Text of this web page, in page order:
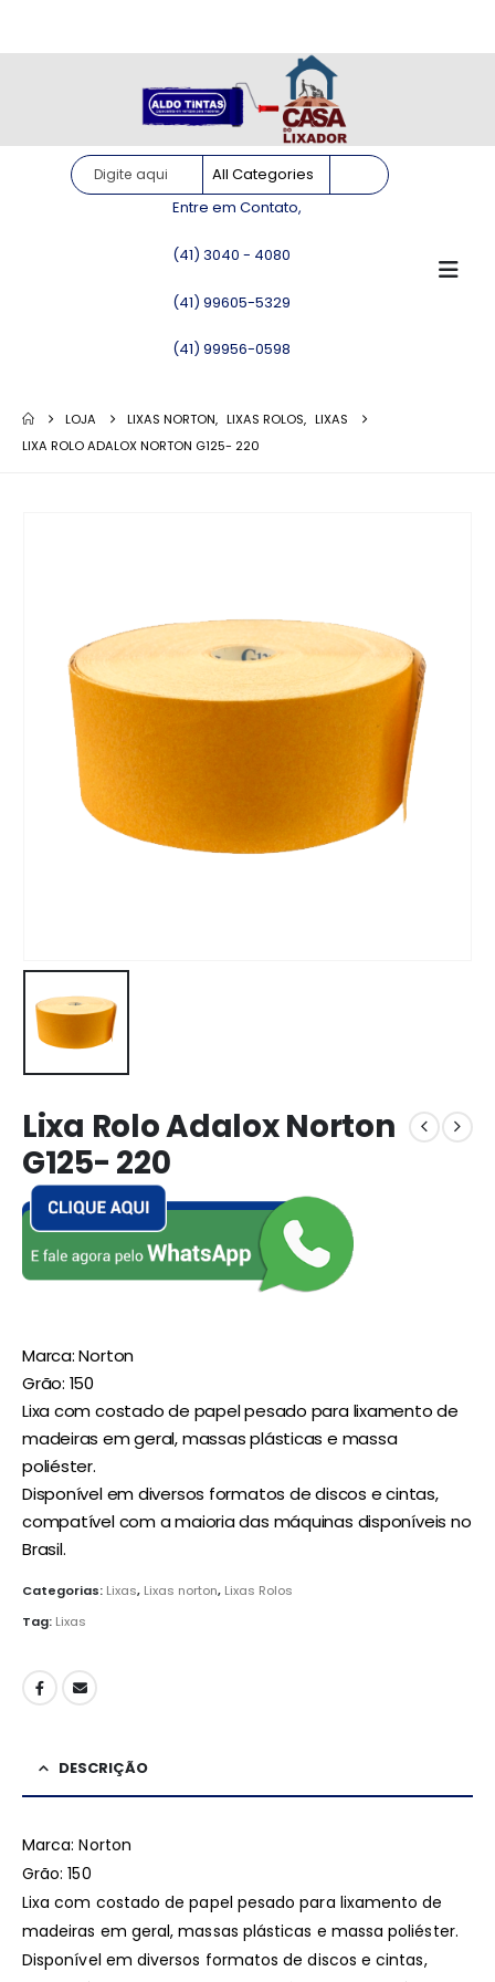
Entre em Contato,
(41) 3040 - 4080
(41) 99605-5329
(41) 99956-0598
LOJA LIXAS NORTON, LIXAS ROLOS, LIXAS
LIXA ROLO ADALOX NORTON G125- 220
Lixa Rolo Adalox Norton
G125- 220
Marca: Norton
Grão: 150
Lixa com costado de papel pesado para lixamento de
madeiras em geral, massas plásticas e massa
poliéster.
Disponível em diversos formatos de discos e cintas,
compatível com a maioria das máquinas disponíveis no
Brasil.
Categorias: Lixas, Lixas norton, Lixas Rolos
Tag: Lixas
DESCRIÇÃO
Marca: Norton
Grão: 150
Lixa com costado de papel pesado para lixamento de
madeiras em geral, massas plásticas e massa poliéster.
Disponível em diversos formatos de discos e cintas,